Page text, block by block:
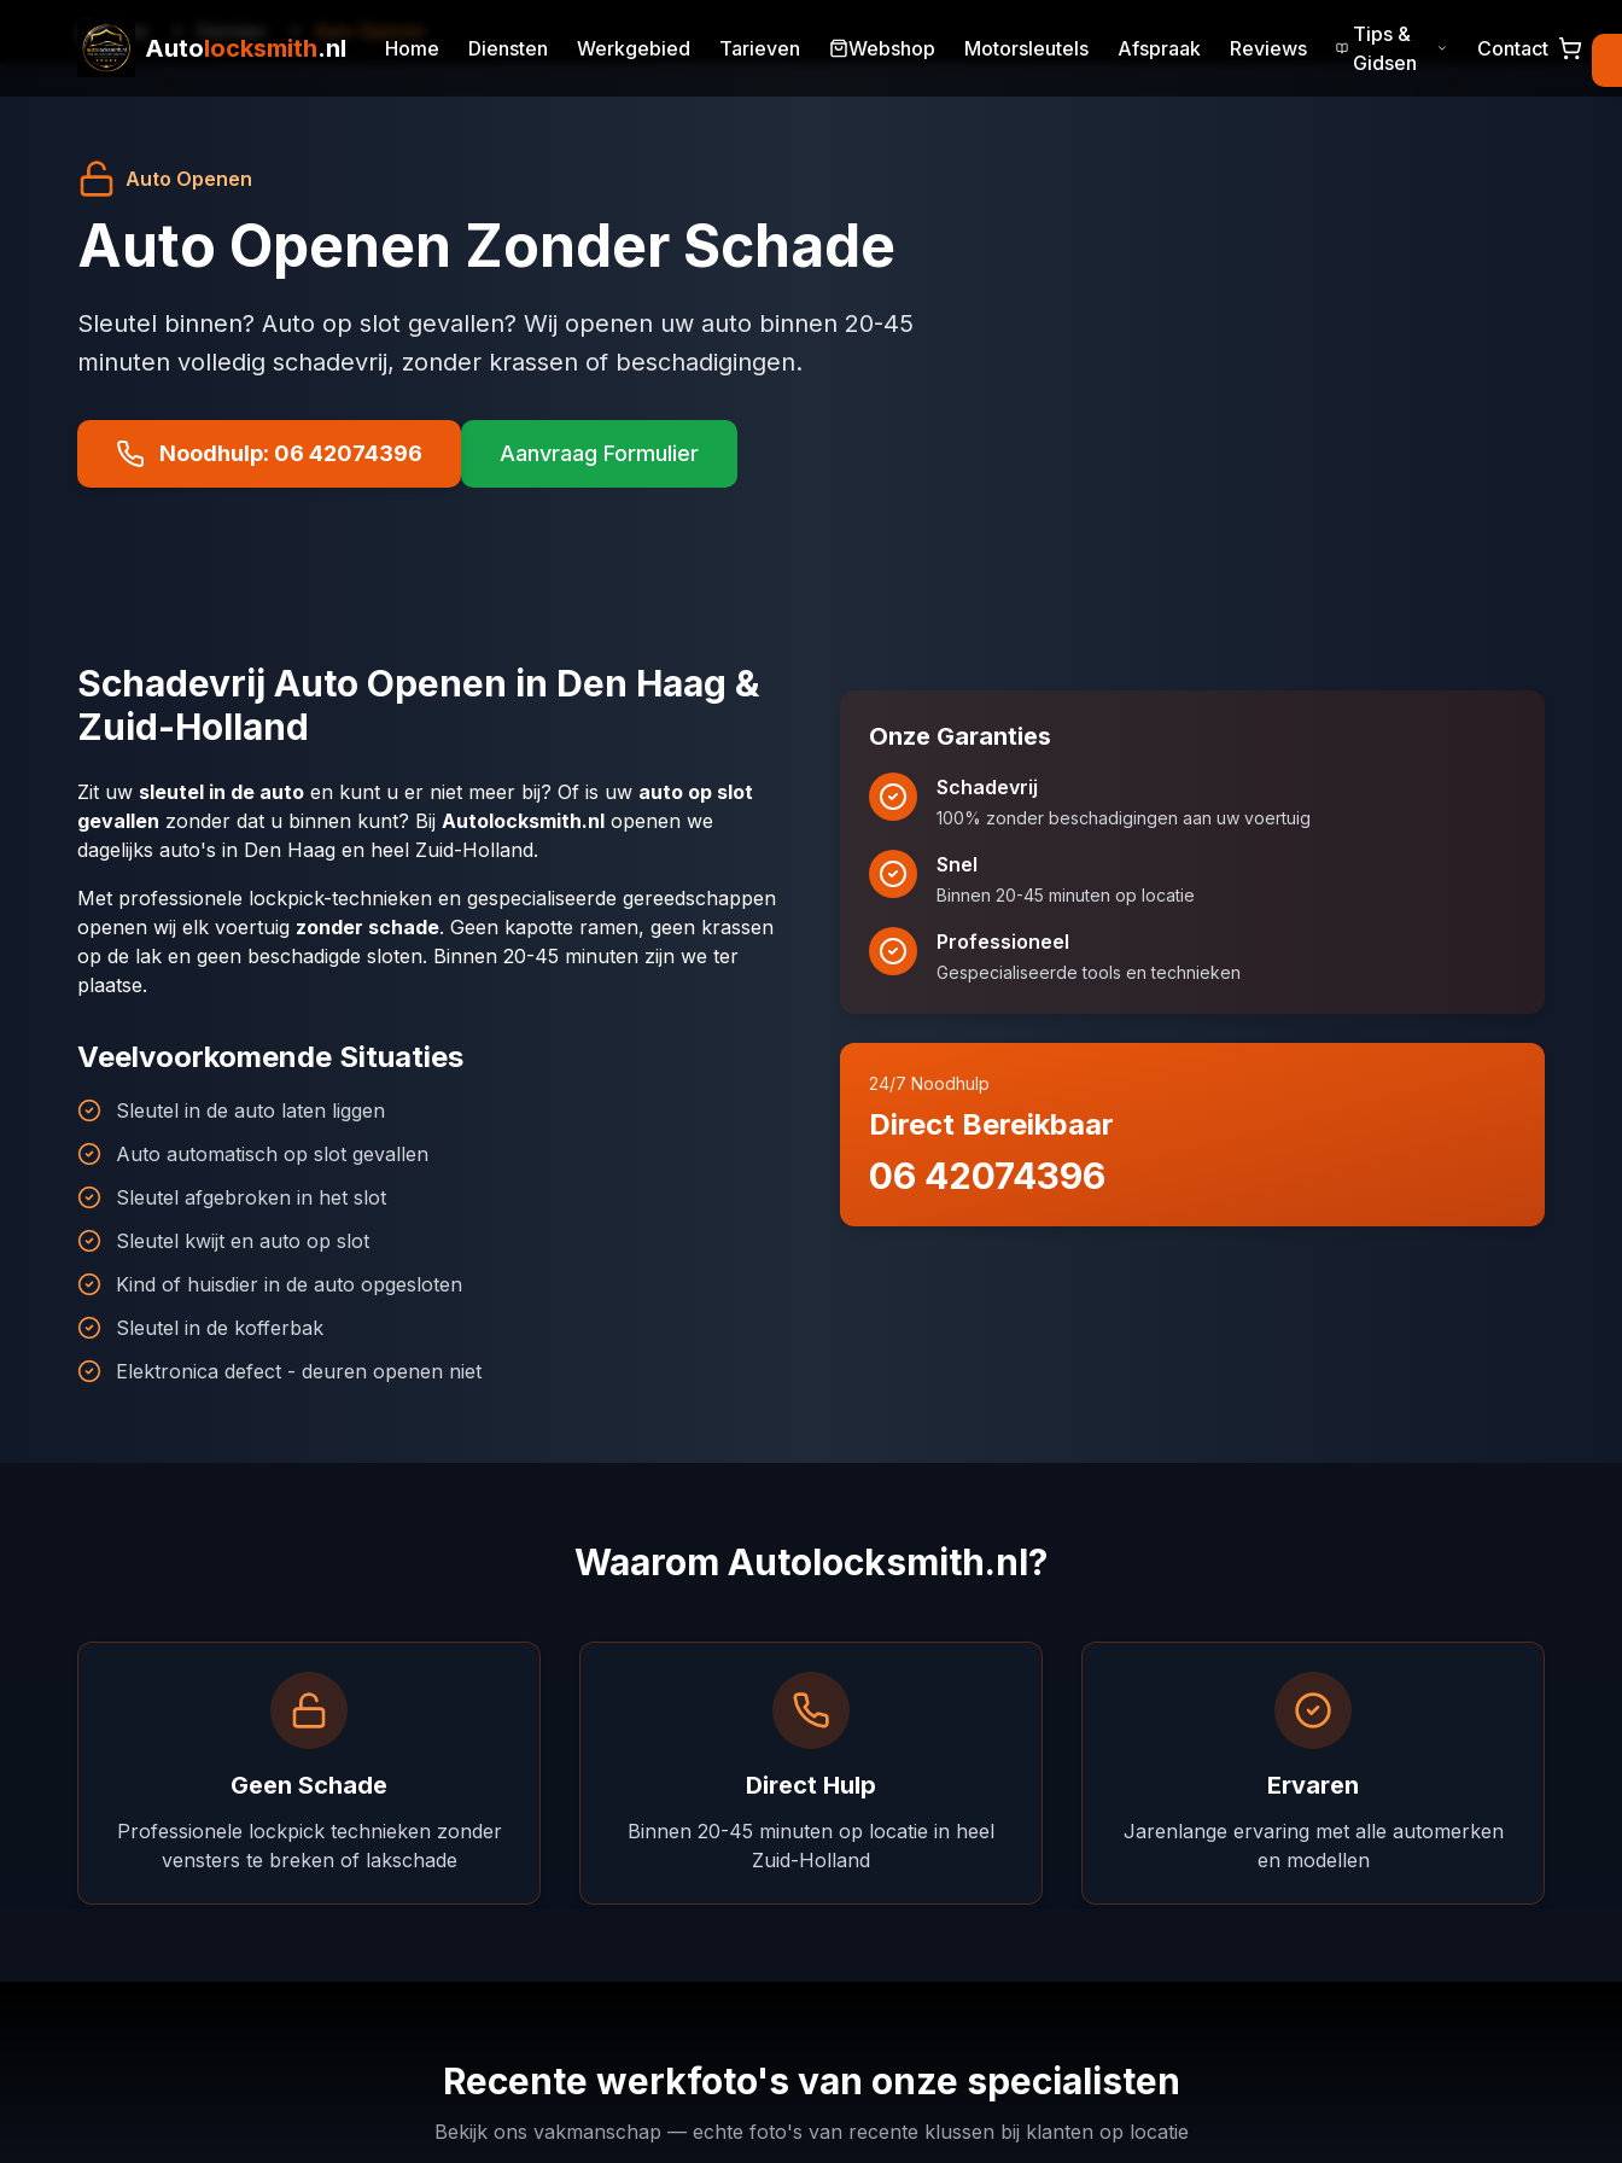
Autolocksmith.nl Home Diensten Werkgebied Tarieven Webshop Motorsleutels Afspraak Reviews
Tips &
Gidsen
Contact
Home
Auto Openen
Auto Openen Zonder Schade
Sleutel binnen? Auto op slot gevallen? Wij openen uw auto binnen 20-45
minuten volledig schadevrij, zonder krassen of beschadigingen.
Noodhulp: 06 42074396 Aanvraag Formulier
Schadevrij Auto Openen in Den Haag &
Zuid-Holland
Zit uw sleutel in de auto en kunt u er niet meer bij? Of is uw auto op slot
gevallen zonder dat u binnen kunt? Bij Autolocksmith.nl openen we
dagelijks auto's in Den Haag en heel Zuid-Holland.
Met professionele lockpick-technieken en gespecialiseerde gereedschappen
openen wij elk voertuig zonder schade. Geen kapotte ramen, geen krassen
op de lak en geen beschadigde sloten. Binnen 20-45 minuten zijn we ter
plaatse.
Veelvoorkomende Situaties
Sleutel in de auto laten liggen
Auto automatisch op slot gevallen
Sleutel afgebroken in het slot
Sleutel kwijt en auto op slot
Kind of huisdier in de auto opgesloten
Sleutel in de kofferbak
Elektronica defect - deuren openen niet
Onze Garanties
Schadevrij
100% zonder beschadigingen aan uw voertuig
Snel
Binnen 20-45 minuten op locatie
Professioneel
Gespecialiseerde tools en technieken
24/7 Noodhulp
Direct Bereikbaar
06 42074396
Waarom Autolocksmith.nl?
Geen Schade
Professionele lockpick technieken zonder
vensters te breken of lakschade
Direct Hulp
Binnen 20-45 minuten op locatie in heel
Zuid-Holland
Ervaren
Jarenlange ervaring met alle automerken
en modellen
Recente werkfoto's van onze specialisten
Bekijk ons vakmanschap — echte foto's van recente klussen bij klanten op locatie
Ford
Transit